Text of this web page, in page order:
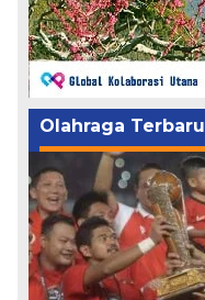
Olahraga Terbaru